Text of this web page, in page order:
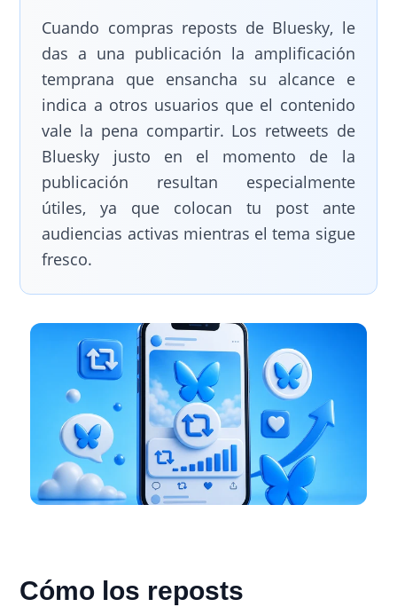
Cuando compras reposts de Bluesky, le
das a una publicación la amplificación
temprana que ensancha su alcance e
indica a otros usuarios que el contenido
vale la pena compartir. Los retweets de
Bluesky justo en el momento de la
publicación resultan especialmente
útiles, ya que colocan tu post ante
audiencias activas mientras el tema sigue
fresco.
Cómo los reposts